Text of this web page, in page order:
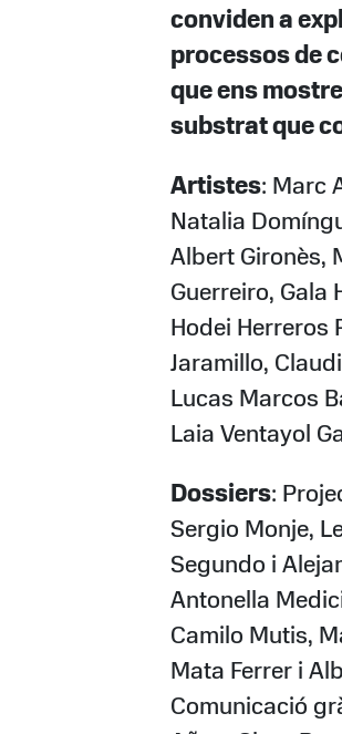
conviden a
processos de
que ens
substrat que
Artistes: Marc
Natalia
Albert Gironès,
Guerreiro, Gala
Hodei Herreros
Jaramillo,
Lucas Marcos
Laia Ventayol
Dossiers:
Sergio Monje,
Segundo i
Antonella
Camilo Mutis,
Mata Ferrer i
Comunicació